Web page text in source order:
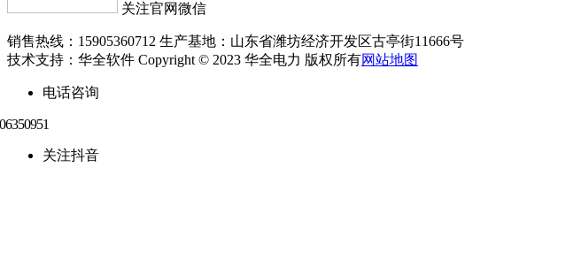
关注官网微信
销售热线：15905360712 生产基地：山东省潍坊经济开发区古亭街11666号
技术支持：华全软件 Copyright © 2023 华全电力 版权所有网站地图
电话咨询
关注抖音